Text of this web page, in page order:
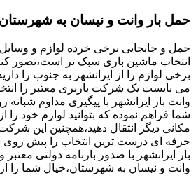
حمل بار وانت و نیسان به شهرستان
حمل و جابجایی برخی خرده لوازم و
انتخاب ماشین باری سبک تر است،تصور
برخی لوازم را از ایرانشهر به جنوب را دارید
می بایست یک شرکت باربری معتبر را
وانت بار ایرانشهر با پیگیری مداوم
شما فراهم نموده که بتوانید لوازم خود
مکانی دیگر انتقال دهید،همچنین این
حرفه ای درست ترین انتخاب را پیش روی
بار ایرانشهر با صدور بارنامه دولتی
وانت و نیسان به شهرستان،خیال شما را